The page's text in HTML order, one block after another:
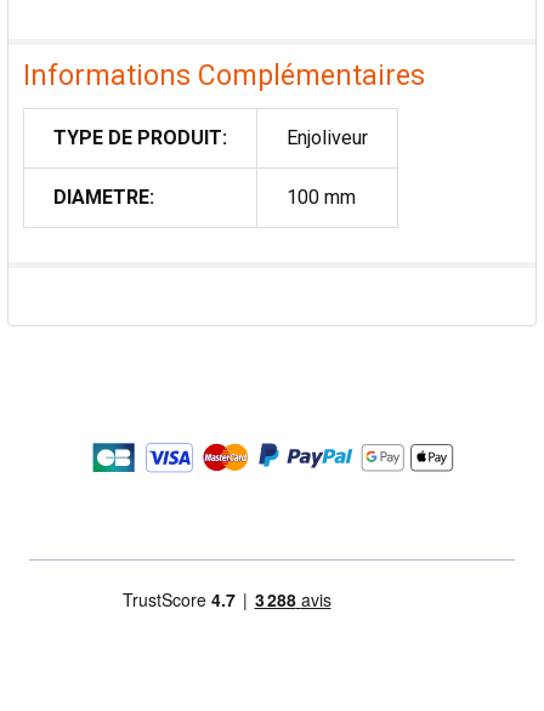
Informations Complémentaires
TYPE DE PRODUIT: Enjoliveur
DIAMETRE: 100 mm